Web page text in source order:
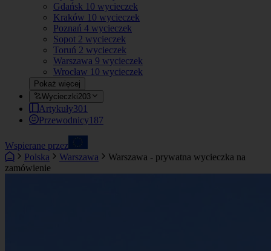
Gdańsk 10 wycieczek
Kraków 10 wycieczek
Poznań 4 wycieczek
Sopot 2 wycieczek
Toruń 2 wycieczek
Warszawa 9 wycieczek
Wrocław 10 wycieczek
Pokaż więcej
Wycieczki203
Artykuły301
Przewodnicy187
Wspierane przez
Polska
Warszawa
Warszawa - prywatna wycieczka na
zamówienie